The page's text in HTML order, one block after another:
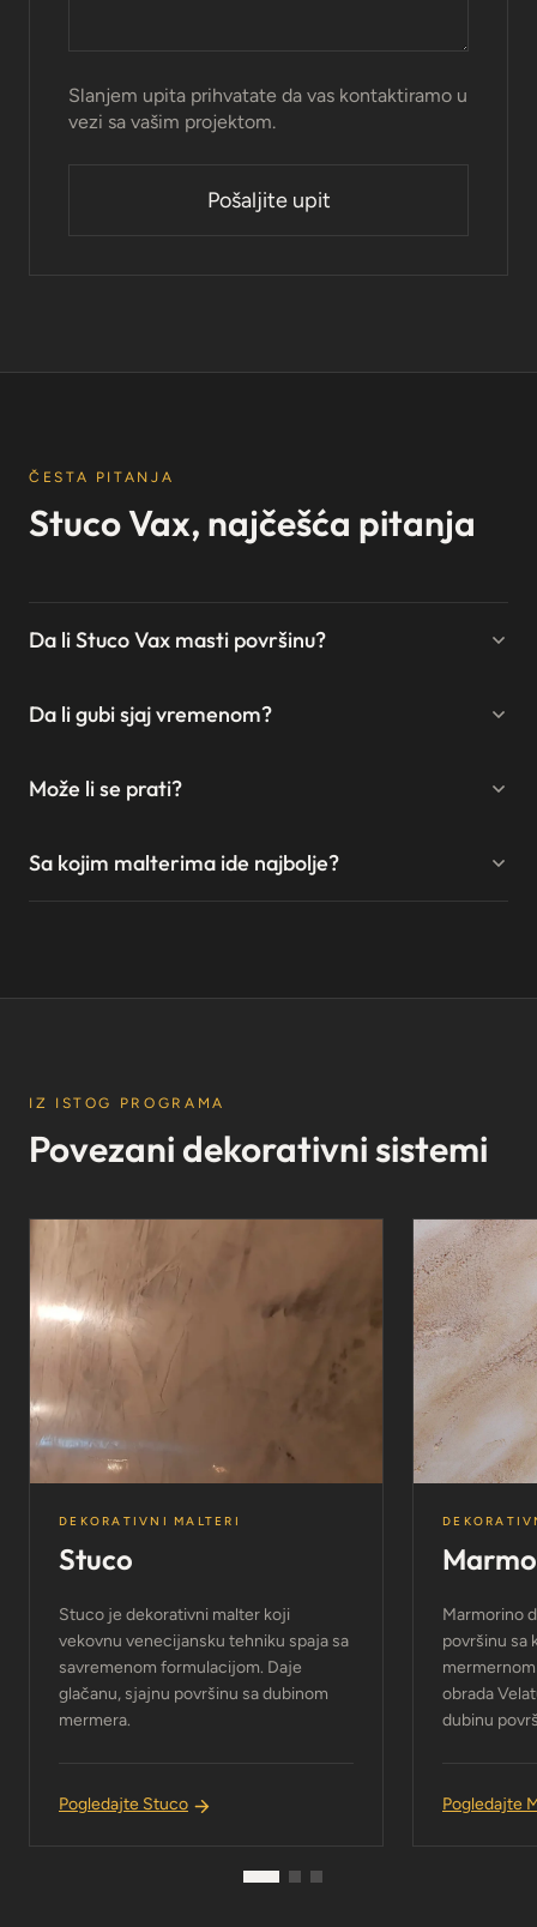
Slanjem upita prihvatate da vas kontaktiramo u
vezi sa vašim projektom.
ČESTA PITANJA
Stuco Vax, najčešća pitanja
Da li Stuco Vax masti površinu?
Da li gubi sjaj vremenom?
Može li se prati?
Sa kojim malterima ide najbolje?
IZ ISTOG PROGRAMA
Povezani dekorativni sistemi
DEKORATIVNI MALTERI
Stuco
Stuco je dekorativni malter koji
vekovnu venecijansku tehniku spaja sa
savremenom formulacijom. Daje
glačanu, sjajnu površinu sa dubinom
mermera.
Pogledajte Stuco
Marmorino
površinu sa
obrada
dubinu
Pogledajte